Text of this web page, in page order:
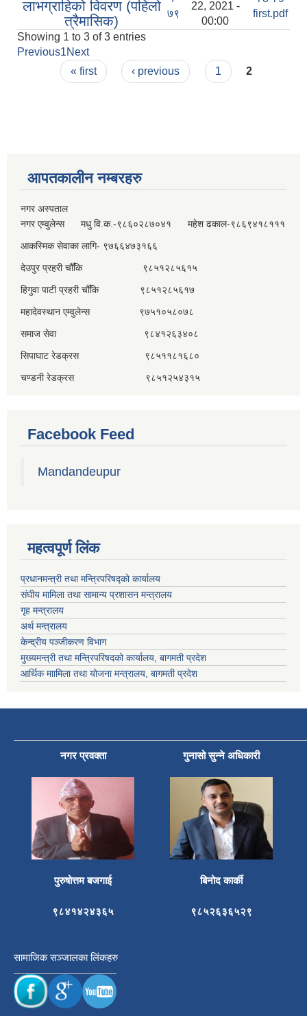
लाभग्राहिको विवरण (पहिलो
त्रैमासिक)
७९
22, 2021 -
00:00
first.pdf
Showing 1 to 3 of 3 entries
Previous1Next
Pages« first ‹ previous 1 2
आपतकालीन नम्बरहरु
नगर अस्पताल
नगर एम्वुलेन्स मधु वि.क.-९८६०२८७०४१ महेश ढकाल-९८६९४१८१११
आकस्मिक सेवाका लागि- ९७६६४७३१६६
देउपुर प्रहरी चौँकि ९८५१२८५६१५
हिगुवा पाटी प्रहरी चौँकि ९८५१२८५६१७
महादेवस्थान एम्वुलेन्स ९७५१०५८०७८
समाज सेवा ९८४१२६३४०८
सिपाघाट रेडक्रस ९८५११८१६८०
चण्डनी रेडक्रस ९८५१२५४३१५
Facebook Feed
Mandandeupur
महत्वपूर्ण लिंक
प्रधानमन्त्री तथा मन्त्रिपरिषद्को कार्यालय
संघीय मामिला तथा सामान्य प्रशासन मन्त्रालय
गृह मन्त्रालय
अर्थ मन्त्रालय
केन्द्रीय पञ्जीकरण विभाग
मुख्यमन्त्री तथा मन्त्रिपरिषदको कार्यालय, बागमती प्रदेश
आर्थिक माामिला तथा योजना मन्त्रालय, बागमती प्रदेश
नगर प्रवक्ता गुनासो सुन्ने अधिकारी
पुरुषोत्तम बजगाई बिनोद कार्की
९८४१४२४३६५ ९८५२६३६५२९
सामाजिक सञ्जालका लिंकहरु